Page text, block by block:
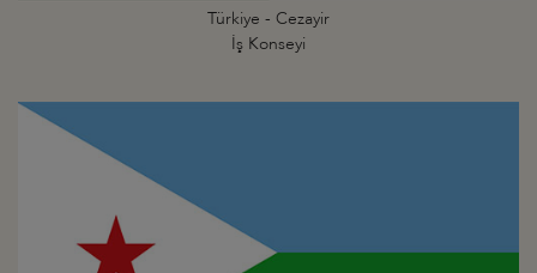
Türkiye - Cezayir
İş Konseyi